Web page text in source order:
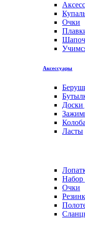
Очки
Аксессуары
Доски
Ласты
Набор
Очки